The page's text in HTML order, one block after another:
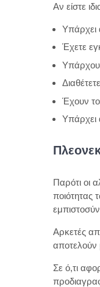
Αν είστε
Υπάρχει
Έχετε
Έχουν
Υπάρχει
Παρότι οι
ποιότητας
Αρκετές
αποτελούν
Σε ό,τι